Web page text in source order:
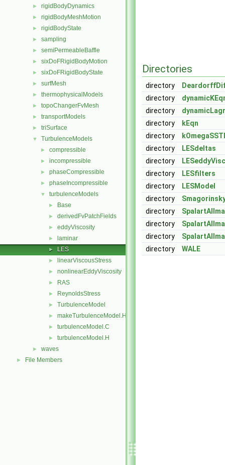
► rigidBodyDynamics
► rigidBodyMeshMotion
► rigidBodyState
► sampling
► semiPermeableBaffle
► sixDoFRigidBodyMotion
► sixDoFRigidBodyState
► surfMesh
► thermophysicalModels
► topoChangerFvMesh
► transportModels
► triSurface
▼ TurbulenceModels
► compressible
► incompressible
► phaseCompressible
► phaseIncompressible
▼ turbulenceModels
► Base
► derivedFvPatchFields
► eddyViscosity
► laminar
► LES
► linearViscousStress
► nonlinearEddyViscosity
► RAS
► ReynoldsStress
► TurbulenceModel
► makeTurbulenceModel.H
► turbulenceModel.C
► turbulenceModel.H
► waves
► File Members
Directories
directory
directory
directory
directory
kEqn
directory
directory
LESdeltas
directory
directory
LESfilters
directory
LESModel
directory
directory
directory
directory
directory
WALE